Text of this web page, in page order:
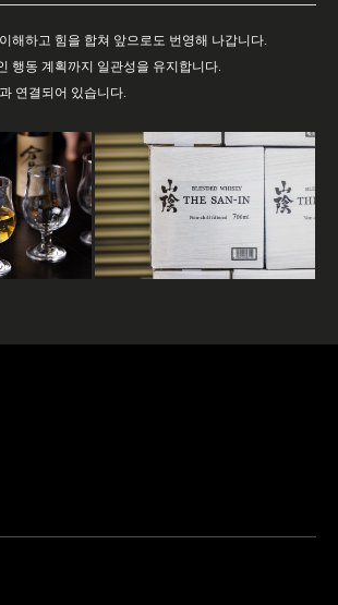
해하고 힘을 합쳐 앞으로도 번영해 나갑니다.
행동 계획까지 일관성을 유지합니다.
연결되어 있습니다.